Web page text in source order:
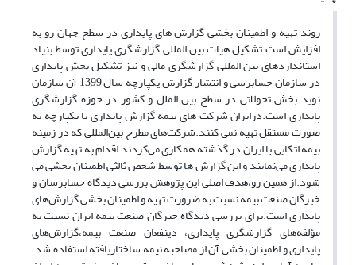
روند تهیه و اطمینان بخشی گزارش های پایداری در سطح جهان رو به
افزایش است.تشکیل هیات بین المللی گزارشگری پایداری توسط بنیاد
استانداردهای بین المللی گزارشگری مالی و نیز تشکیل بخش پایداری
در سازمان حسابرسی و انتشار گزارش یکپارچه سال 1399 آن سازمان
نوید بخش تحولاتی در سطح بین الملل و کشور در حوزه گزارشگری
پایداری است.درایران شرکت های بیمه گزارش پایداری یا یکپارچه به
صورت مستقل تهیه نمی کنند.شرکت‌های مطرح بین‌المللی که در زمینه
بیمه اتکایی با ایران در گذشته همکاری می‌کردند اقدام به تهیه گزارش
پایداری می‌نمایند و این گزارش ها توسط شخص ثالثی اطمینان بخشی می
شود.از همین رو،هدف اصلی این پژوهش بررسی دیدگاه حسابرسان و
خبرگان صنعت بیمه نسبت به ضرورت تهیه و اطمینان بخشی گزارش‌های
پایداری است.برای بررسی دیدگاه خبرگان صنعت بیمه ایران نسبت به
مؤلفه‌های گزارشگری پایداری، ذینفعان صنعت بیمه،گزارش‌های
پایداری و اطمینان بخشی آن از مصاحبه نیمه ساختاریافته استفاده شد.